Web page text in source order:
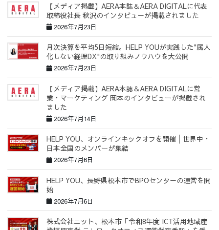
【メディア掲載】AERA本誌＆AERA DIGITALに代表
取締役社長 秋沢のインタビューが掲載されました
2026年7月23日
月次決算を平均5日短縮。HELP YOUが実践した"属人
化しない経理DX"の取り組みノウハウを大公開
2026年7月23日
【メディア掲載】AERA本誌＆AERA DIGITALに営
業・マーケティング 岡本のインタビューが掲載され
ました
2026年7月14日
HELP YOU、オンラインキックオフを開催│世界中・
日本全国のメンバーが集結
2026年7月6日
HELP YOU、長野県松本市でBPOセンターの運営を開
始
2026年7月6日
株式会社ニット、松本市「令和8年度 ICT活用地域産